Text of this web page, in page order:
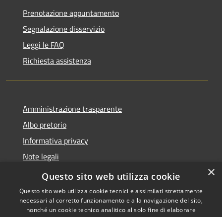
Prenotazione appuntamento
Segnalazione disservizio
Leggi le FAQ
Richiesta assistenza
Amministrazione trasparente
Albo pretorio
Informativa privacy
Note legali
Dichiarazione di accessibilità
×
Questo sito web utilizza cookie
Questo sito web utilizza cookie tecnici e assimilati strettamente
necessari al corretto funzionamento e alla navigazione del sito,
nonché un cookie tecnico analitico al solo fine di elaborare